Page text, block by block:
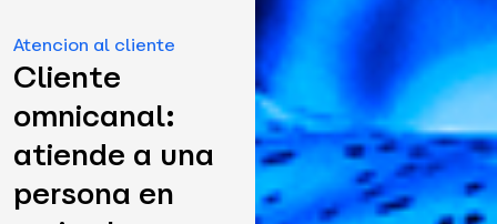
Atencion al cliente
Cliente
omnicanal:
atiende a una
persona en